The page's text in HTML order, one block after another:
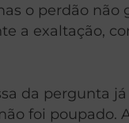
o perdão não
a exaltação,
da pergunta
foi poupado.